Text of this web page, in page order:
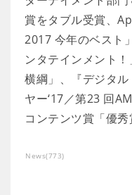
賞をタブル受賞、
2017 今年のベスト
ンタテインメント
横綱」、『デジタ
ヤー‘17／第23 回
コンテンツ賞「優秀
News(773)